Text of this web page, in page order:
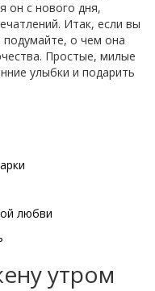
он с нового дня,
Итак, если вы
подумайте, о чем она
Простые, милые
улыбки и подарить
любви
утром